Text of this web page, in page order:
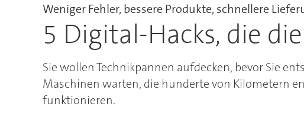
Weniger Fehler, bessere Produkte, schnellere
5 Digital-Hacks, die
Sie wollen Technikpannen aufdecken, bevor Sie
Maschinen warten, die hunderte von Kilometern
funktionieren.